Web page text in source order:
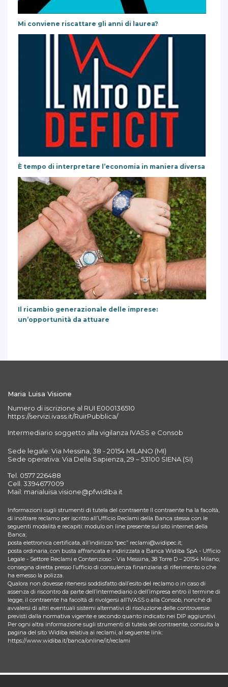
Mi conviene riscattare gli anni di laurea?
È tempo di interpretare l’economia in maniera diversa
Il ricambio generazionale delle imprese:
un’opportunità da attuare
Maria Luisa Visione
Numero di iscrizione al RUI E000136510
https://servizi.ivass.it/RuirPubblica/
Intermediario soggetto alla vigilanza IVASS e Consob
Sede legale: Via Messina, 38 - 20154 MILANO (MI)
Sede operativa: Via Della Sapienza, 29 – 53100 SIENA (SI)
Tel. 0577 226488
Cell. 3394677009
Mail: marialuisa.visione@pfwidiba.it
Informazioni sugli strumenti di tutela del contraente Il contraente ha la facoltà,
di inoltrare reclamo per iscritto all’Ufficio Reclami della Banca stessa con le
seguenti modalità e recapiti: modulo on line presente sul sito internet della
Banca;
posta elettronica certificata, all’indirizzo “pec” reclami@widipec.it;
posta ordinaria, con busta affrancata e indirizzata a Banca Widiba SpA - Ufficio
Legale - Settore Reclami e Contenzioso - Via Messina, 38 Torre D – 20154 Milano;
consegna diretta presso l’ufficio di consulenza finanziaria di riferimento o che
ha emesso la polizza.
Qualora non dovesse ritenersi soddisfatto dall’esito del reclamo o in caso di
assenza di riscontro da parte dell’intermediario o dell’impresa entro il termine di
legge, il contraente ha facoltà di rivolgersi all’IVASS o alla Consob, nonché di
avvalersi di altri eventuali sistemi alternativi di risoluzione delle controversie
previsti dalla normativa vigente e secondo quanto indicato nei DIP aggiuntivi.
Per ogni altra informazione sugli strumenti di tutela del contraente, consulta la
pagina del sito Widiba relativa ai reclami, al seguente link:
https://www.widiba.it/banca/online/it/reclami